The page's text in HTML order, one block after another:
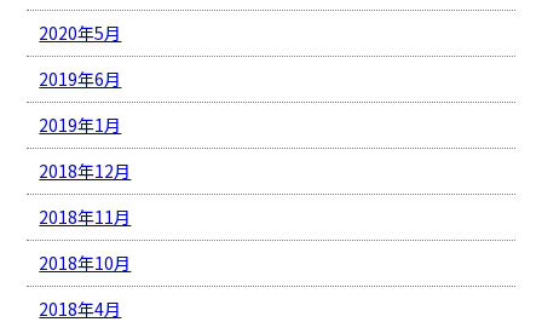
2020年5月
2019年6月
2019年1月
2018年12月
2018年11月
2018年10月
2018年4月